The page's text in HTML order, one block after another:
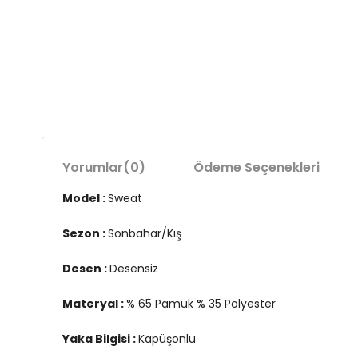
Yorumlar(0) Ödeme Seçenekleri
Model :Sweat
Sezon :Sonbahar/Kış
Desen :Desensiz
Materyal :% 65 Pamuk % 35 Polyester
Yaka Bilgisi :Kapüşonlu